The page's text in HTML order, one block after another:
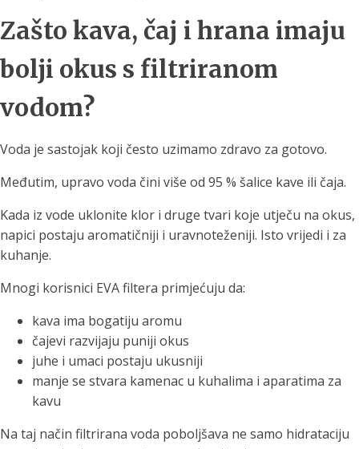
Zašto kava, čaj i hrana imaju
bolji okus s filtriranom
vodom?
Voda je sastojak koji često uzimamo zdravo za gotovo.
Međutim, upravo voda čini više od 95 % šalice kave ili čaja.
Kada iz vode uklonite klor i druge tvari koje utječu na okus,
napici postaju aromatičniji i uravnoteženiji. Isto vrijedi i za
kuhanje.
Mnogi korisnici EVA filtera primjećuju da:
kava ima bogatiju aromu
čajevi razvijaju puniji okus
juhe i umaci postaju ukusniji
manje se stvara kamenac u kuhalima i aparatima za
kavu
Na taj način filtrirana voda poboljšava ne samo hidrataciju